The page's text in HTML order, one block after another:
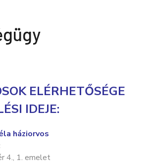
ELÉRHETŐSÉGE
IDEJE:
háziorvos
4., 1. emelet